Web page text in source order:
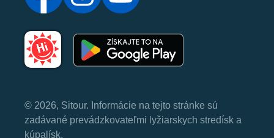
© 2026, Sitour. Informácie na tejto stránke sú
zadávané prevádzkovateľmi lyžiarskych stredísk a
kúpalísk.